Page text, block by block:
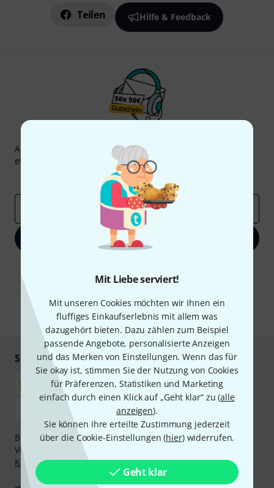
Mit Liebe serviert!
Mit unseren Cookies möchten wir Ihnen ein
fluffiges Einkaufserlebnis mit allem was
dazugehört bieten. Dazu zählen zum Beispiel
passende Angebote, personalisierte Anzeigen
und das Merken von Einstellungen. Wenn das für
Sie okay ist, stimmen Sie der Nutzung von Cookies
für Präferenzen, Statistiken und Marketing
einfach durch einen Klick auf „Geht klar“ zu (alle
anzeigen).
Sie können Ihre erteilte Zustimmung jederzeit
über die Cookie-Einstellungen (hier) widerrufen.
Geht klar
Teilen Hilfe & Feedback
Abonniere den Thomann Newsletter und gewinne mit
etwas Glück einen von
50 Gutscheinen
Inspirierende Beiträge
Deals
Jetzt anmelden
Werbung und einer Messung des E-Mail-Nutzungsverhaltens zu. Die
Abmeldung ist jederzeit möglich. Weitere Informationen finden Sie in
* Pflichtfeld
Sicher einkaufen & bezahlen
Bezahlen Sie vertraulich und sicher per Nachnahme,
Vorkasse, PayPal, Amazon Pay,
Klarna Ratenzahlungoder Kreditkarte.